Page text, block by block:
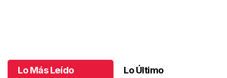
Lo Más Leído Lo Último